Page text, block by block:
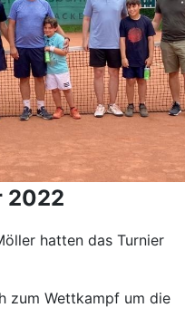
2022
hatten das Turnier
zum Wettkampf um die